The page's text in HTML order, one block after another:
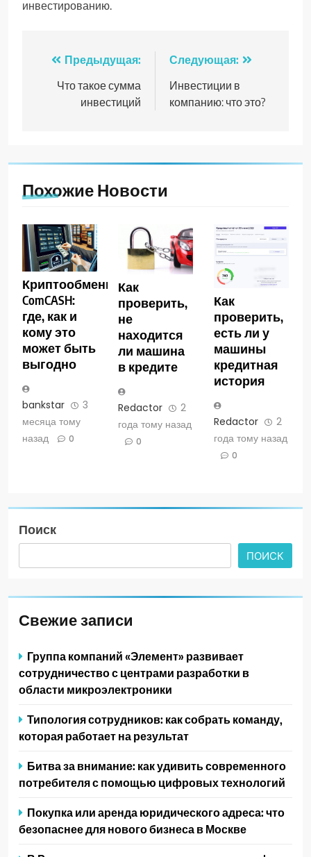
инвестированию.
Навигация
записям
Предыдущая:
Что такое сумма
инвестиций
Следующая:
Инвестиции в
компанию: что это?
Похожие Новости
Криптообменник
ComCASH:
где, как и
кому это
может быть
выгодно
bankstar
3
месяца тому
назад
0
Как
проверить,
не
находится
ли машина
в кредите
Redactor
2
года тому назад
0
Как
проверить,
есть ли у
машины
кредитная
история
Redactor
2
года тому назад
0
Поиск
ПОИСК
Свежие записи
Группа компаний «Элемент» развивает
сотрудничество с центрами разработки в
области микроэлектроники
Типология сотрудников: как собрать команду,
которая работает на результат
Битва за внимание: как удивить современного
потребителя с помощью цифровых технологий
Покупка или аренда юридического адреса: что
безопаснее для нового бизнеса в Москве